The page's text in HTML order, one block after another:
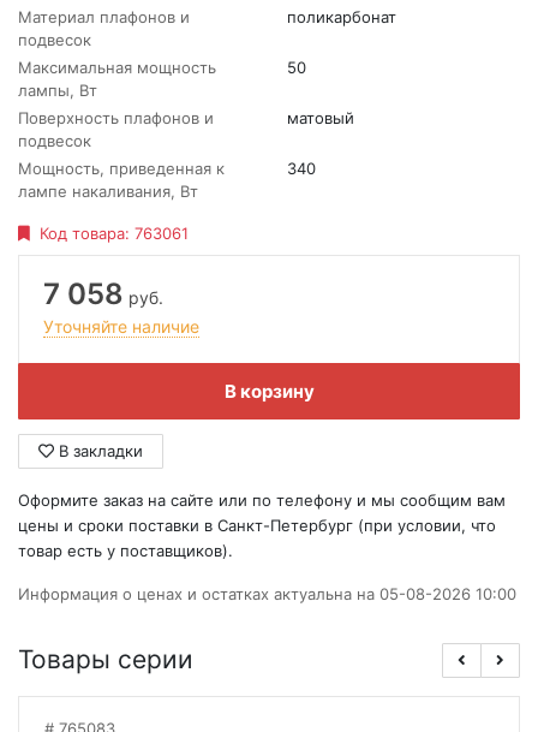
Материал плафонов и
подвесок
поликарбонат
Максимальная мощность
лампы, Вт
50
Поверхность плафонов и
подвесок
матовый
Мощность, приведенная к
лампе накаливания, Вт
340
Код товара: 763061
7 058 руб.
Уточняйте наличие
В корзину
В закладки
Оформите заказ на сайте или по телефону и мы сообщим вам
цены и сроки поставки в Санкт-Петербург (при условии, что
товар есть у поставщиков).
Информация о ценах и остатках актуальна на 05-08-2026 10:00
Товары серии